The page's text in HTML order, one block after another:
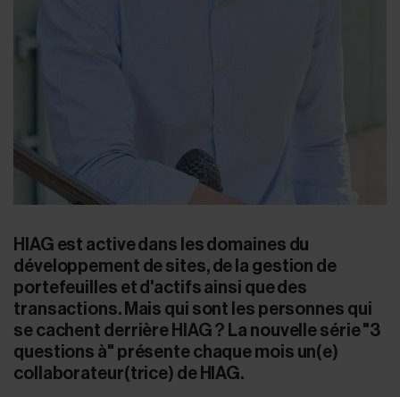
HIAG est active dans les domaines du
développement de sites, de la gestion de
portefeuilles et d'actifs ainsi que des
transactions. Mais qui sont les personnes qui
se cachent derrière HIAG ? La nouvelle série "3
questions à" présente chaque mois un(e)
collaborateur(trice) de HIAG.